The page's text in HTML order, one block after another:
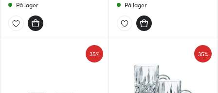
På lager På lager
35% 35%